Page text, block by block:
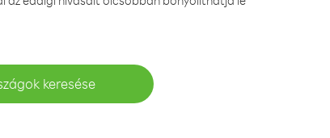
keresése